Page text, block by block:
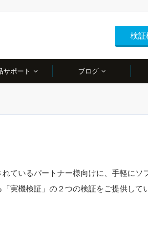
検証
サポート ブログ
ているパートナー様向けに、手軽にソ
実機検証」の２つの検証をご提供して